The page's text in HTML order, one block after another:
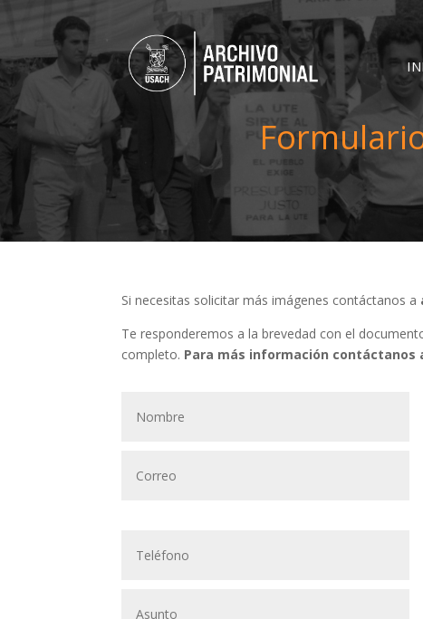
Si necesitas solicitar más imágenes contáctanos a
Te responderemos a la brevedad con el
completo. Para más información contáctanos